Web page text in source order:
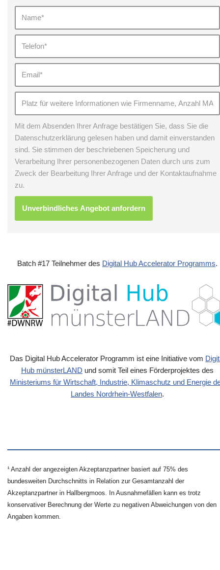
Mit dem Absenden Ihrer Anfrage bestätigen Sie, dass Sie die
Datenschutzerklärung gelesen haben und damit einverstanden
sind. Sie stimmen der beschriebenen Speicherung und
Verarbeitung Ihrer personenbezogenen Daten durch uns zum
Zweck der Bearbeitung Ihrer Anfrage und der Kontaktaufnahme
zu.
Batch #17 Teilnehmer des Digital Hub Accelerator Programms.
Das Digital Hub Accelerator Programm ist eine Initiative vom
Hub münsterLAND und somit Teil eines Förderprojektes des
Ministeriums für Wirtschaft, Industrie, Klimaschutz und Energie
Landes Nordrhein-Westfalen.
¹ Anzahl der angezeigten Akzeptanzpartner basiert auf 75% des
bundesweiten Durchschnitts in Relation zur Gesamtanzahl der
Akzeptanzpartner in Hallbergmoos. In Ausnahmefällen kann es trotz
konservativer Berechnung der Werte zu negativen Abweichungen von den
Angaben kommen.